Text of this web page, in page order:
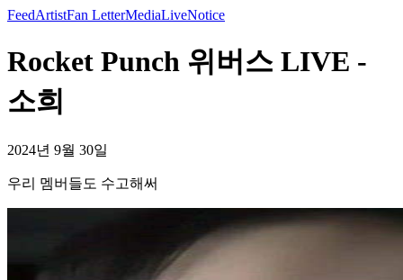
FeedArtistFan LetterMediaLiveNotice
Rocket Punch 위버스 LIVE -
소희
2024년 9월 30일
우리 멤버들도 수고해써